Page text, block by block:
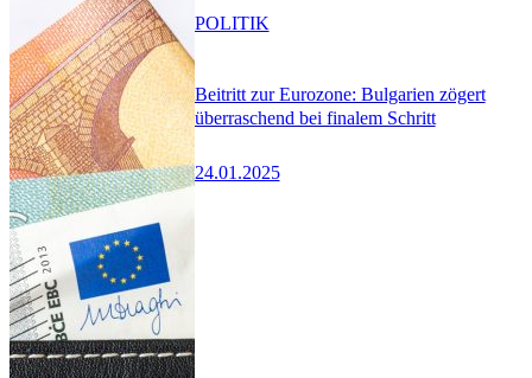
Beitritt zur Eurozone: Bulgarien zögert
überraschend bei finalem Schritt
24.01.2025
POLITIK